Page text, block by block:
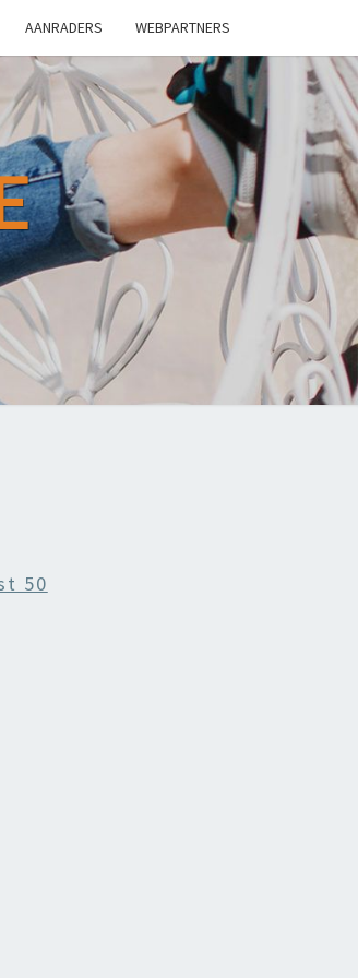
AANRADERS WEBPARTNERS
50